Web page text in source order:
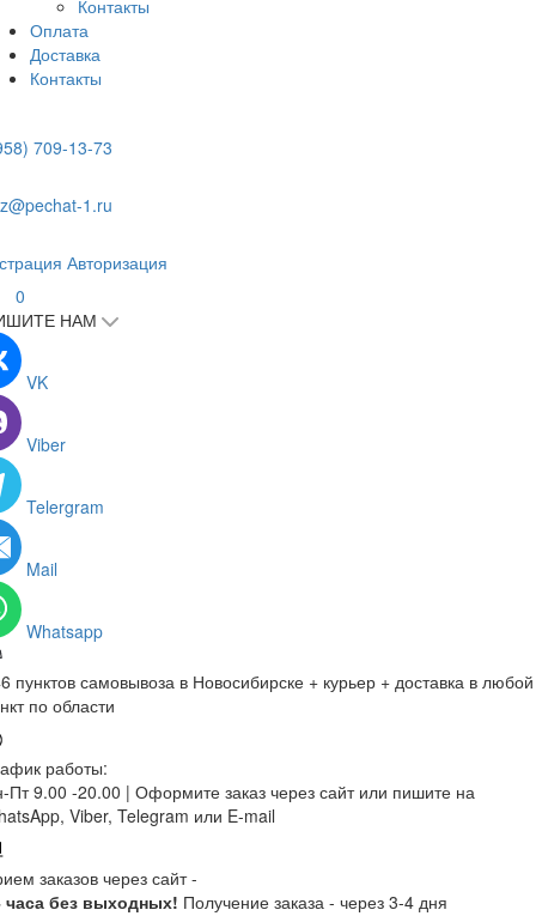
Контакты
Оплата
Доставка
Контакты
709-13-73
1.ru
Авторизация
0
НАМ
VK
Viber
Telergram
Mail
Whatsapp
пунктов самовывоза в Новосибирске + курьер + доставка в любой
по области
работы:
Пт 9.00 -20.00 | Оформите заказ через сайт или пишите на
Viber, Telegram или E-mail
заказов через сайт -
часа без выходных! Получение заказа - через 3-4 дня